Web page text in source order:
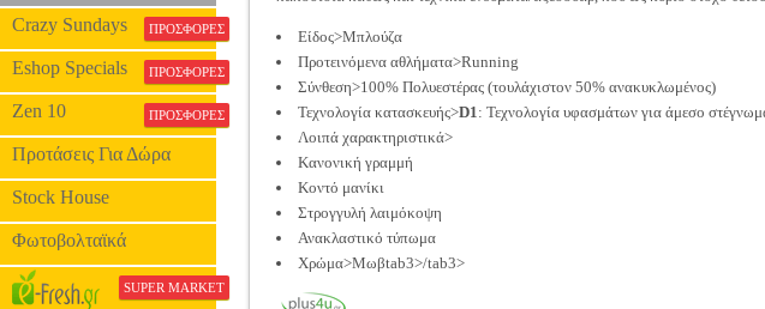
Crazy Sundays ΠΡΟΣΦΟΡΕΣ
Eshop Specials ΠΡΟΣΦΟΡΕΣ
Zen 10 ΠΡΟΣΦΟΡΕΣ
Προτάσεις Για Δώρα
Stock House
Φωτοβολταϊκά
SUPER MARKET
Είδος>Μπλούζα
Προτεινόμενα αθλήματα>Running
Σύνθεση>100% Πολυεστέρας (τουλάχιστον 50% ανακυκλωμένος)
Τεχνολογία κατασκευής>D1: Τεχνολογία υφασμάτων για άμεσο
Λοιπά χαρακτηριστικά>
Κανονική γραμμή
Κοντό μανίκι
Στρογγυλή λαιμόκοψη
Ανακλαστικό τύπωμα
Χρώμα>Μωβtab3>/tab3>